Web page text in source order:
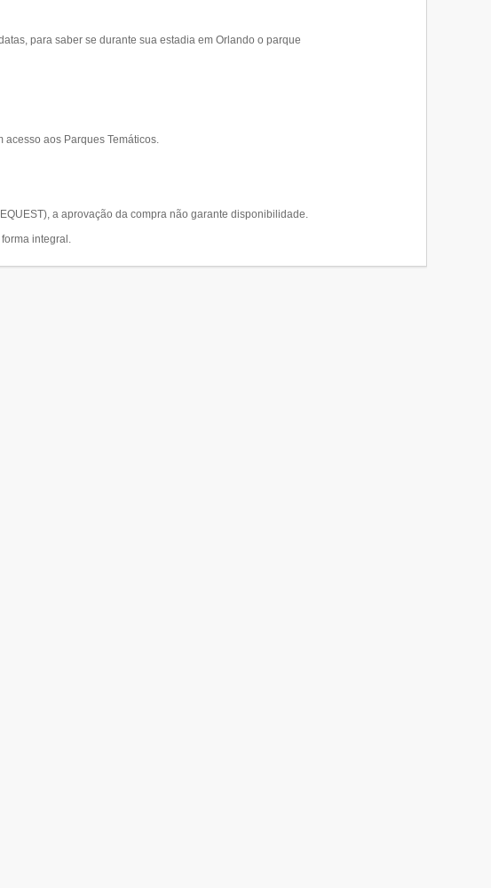
para saber se durante sua estadia em Orlando o parque
aos Parques Temáticos.
a aprovação da compra não garante disponibilidade.
integral.